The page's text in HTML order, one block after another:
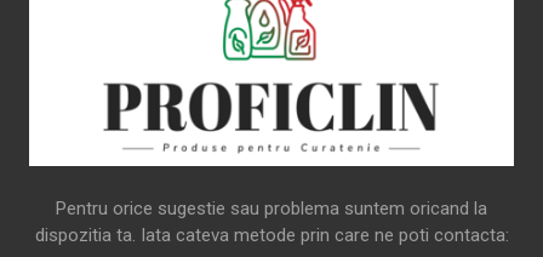
Pentru orice sugestie sau problema suntem oricand la
dispozitia ta. Iata cateva metode prin care ne poti contacta: